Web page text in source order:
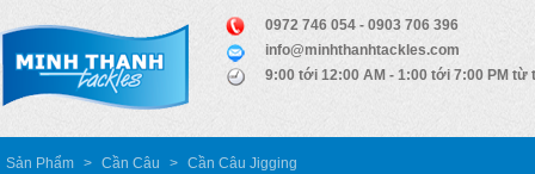
0972 746 054 - 0903 706 396
info@minhthanhtackles.com
9:00 tới 12:00 AM - 1:00 tới 7:00 PM từ
Sản Phẩm > Cần Câu > Cần Câu Jigging